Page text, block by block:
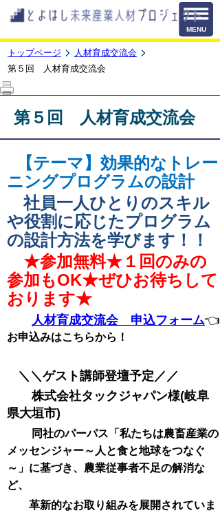
トップページ
人材育成交流会
第５回 人材育成交流会
第５回 人材育成交流会
【テーマ】効果的なトレー
ニングプログラムの設計
社員一人ひとりのスキル
や役割に応じたプログラム
の設計方法を学びます！！
★参加無料★１回のみの
参加もOK★ぜひお待ちして
おります★
人材育成交流会 申込フォーム👈
お申込みはこちらから！
＼＼ゲスト講師登壇予定／／
株式会社タックジャパン様(岐阜
県大垣市)
同社のパーパス「私たちは農畜産業の
メッセンジャー～人と食と地球をつなぐ
～」に基づき、農業従事者不足の解消な
ど、
革新的なお取り組みを展開されていま